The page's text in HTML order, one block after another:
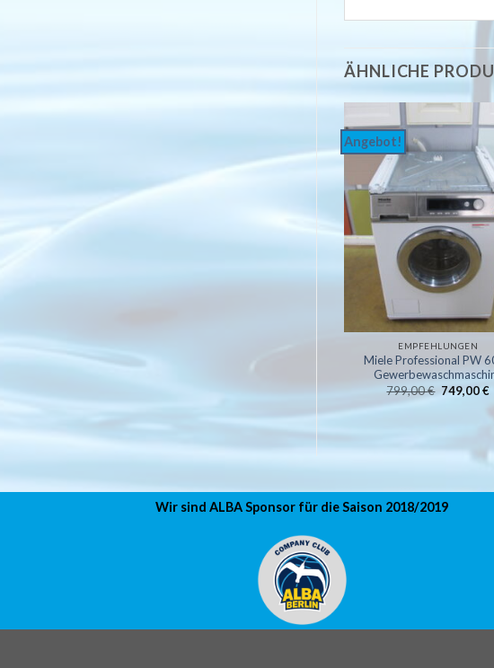
ÄHNLICHE
Angebot!
EMPFEHLUNGEN
Miele Professional PW
799,00€
Preis
749,00€
Wir sind ALBA Sponsor für die Saison 2018/2019